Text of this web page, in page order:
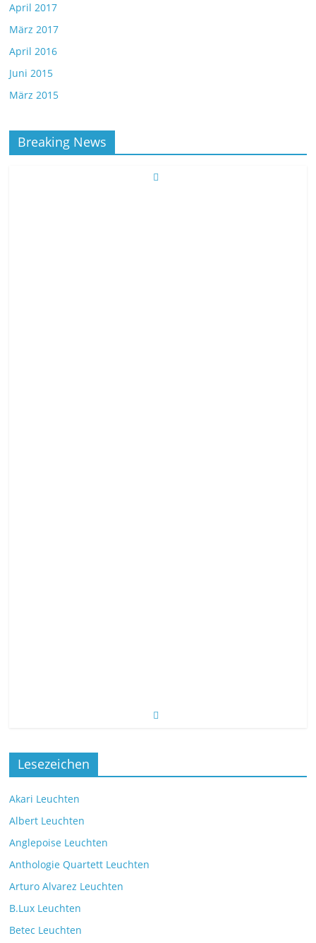
April 2017
März 2017
April 2016
Juni 2015
März 2015
Breaking News
Lesezeichen
Akari Leuchten
Albert Leuchten
Anglepoise Leuchten
Anthologie Quartett Leuchten
Arturo Alvarez Leuchten
B.Lux Leuchten
Betec Leuchten